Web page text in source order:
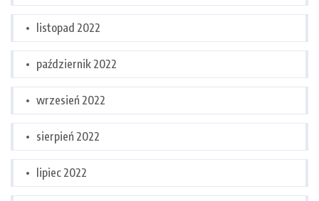
listopad 2022
październik 2022
wrzesień 2022
sierpień 2022
lipiec 2022